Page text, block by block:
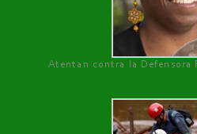
Atentan contra la Defensora